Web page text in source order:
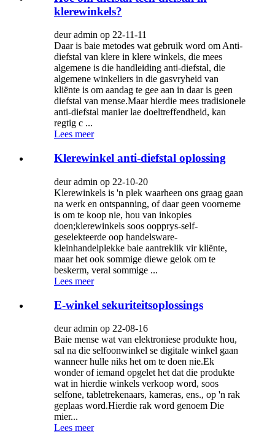
klerewinkels?
deur admin op 22-11-11
Daar is baie metodes wat gebruik word om Anti-
diefstal van klere in klere winkels, die mees
algemene is die handleiding anti-diefstal, die
algemene winkeliers in die gasvryheid van
kliënte is om aandag te gee aan in daar is geen
diefstal van mense.Maar hierdie mees tradisionele
anti-diefstal manier lae doeltreffendheid, kan
regtig c ...
Lees meer
Klerewinkel anti-diefstal oplossing
deur admin op 22-10-20
Klerewinkels is 'n plek waarheen ons graag gaan
na werk en ontspanning, of daar geen voorneme
is om te koop nie, hou van inkopies
doen;klerewinkels soos oopprys-self-
geselekteerde oop handelsware-
kleinhandelplekke baie aantreklik vir kliënte,
maar het ook sommige diewe gelok om te
beskerm, veral sommige ...
Lees meer
E-winkel sekuriteitsoplossings
deur admin op 22-08-16
Baie mense wat van elektroniese produkte hou,
sal na die selfoonwinkel se digitale winkel gaan
wanneer hulle niks het om te doen nie.Ek
wonder of iemand opgelet het dat die produkte
wat in hierdie winkels verkoop word, soos
selfone, tabletrekenaars, kameras, ens., op 'n rak
geplaas word.Hierdie rak word genoem Die
mier...
Lees meer